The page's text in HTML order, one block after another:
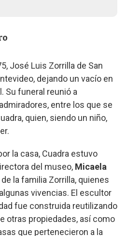
José Luis Zorrilla de San
dejando un vacío en
Su funeral reunió a
entre los que se
quien, siendo un niño,
la casa, Cuadra estuvo
del museo, Micaela
la familia Zorrilla, quienes
vivencias. El escultor
fue construida reutilizando
otras propiedades, así como
que pertenecieron a la